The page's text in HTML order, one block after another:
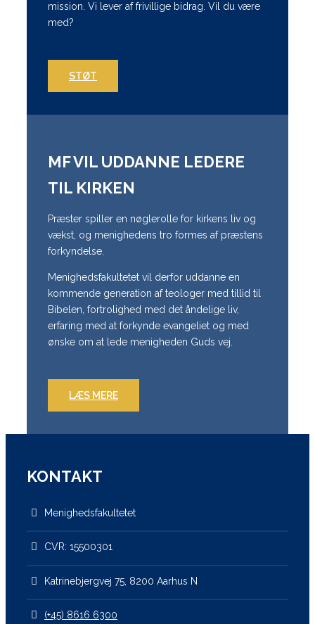
mission. Vi lever af frivillige bidrag. Vil du være
med?
STØT
MF VIL UDDANNE LEDERE
TIL KIRKEN
Præster spiller en nøglerolle for kirkens liv og
vækst, og menighedens tro formes af præstens
forkyndelse.
Menighedsfakultetet vil derfor uddanne en
kommende generation af teologer med tillid til
Bibelen, fortrolighed med det åndelige liv,
erfaring med at forkynde evangeliet og med
ønske om at lede menigheden Guds vej.
LÆS MERE
KONTAKT
Menighedsfakultetet
CVR: 15500301
Katrinebjergvej 75, 8200 Aarhus N
(+45) 8616 6300